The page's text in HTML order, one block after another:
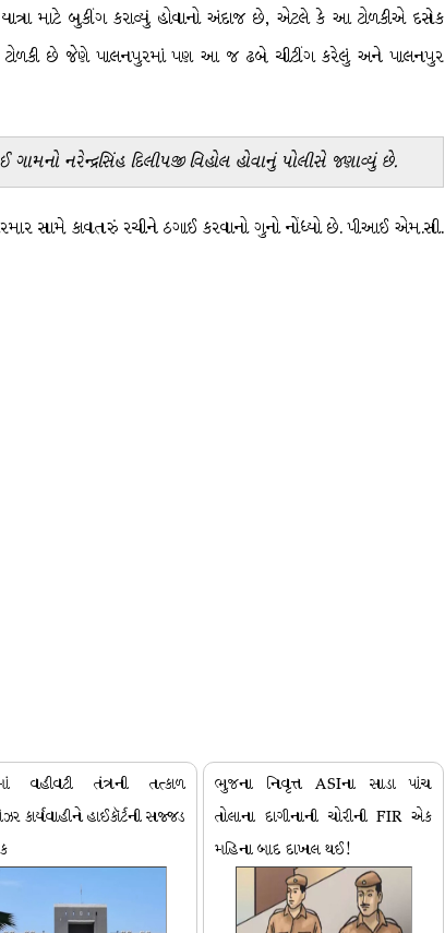
માટે બુકીંગ કરાવ્યું હોવાનો અંદાજ છે, એટલે કે આ ટોળકીએ દસેક
ટોળકી છે જેણે પાલનપુરમાં પણ આ જ ઢબે ચીટીંગ કરેલું અને પાલનપુર
નરેન્દ્રસિંહ દિલીપજી વિહોલ હોવાનું પોલીસે જણાવ્યું છે.
સામે કાવતરું રચીને ઠગાઈ કરવાનો ગુનો નોંધ્યો છે. પીઆઈ એમ.સી.
વહીવટી તંત્રની તત્કાળ
કાર્યવાહીને હાઈકૉર્ટની સજ્જડ
ભુજના નિવૃત્ત ASIના સાડા પાંચ
તોલાના દાગીનાની ચોરીની FIR એક
મહિના બાદ દાખલ થઈ!